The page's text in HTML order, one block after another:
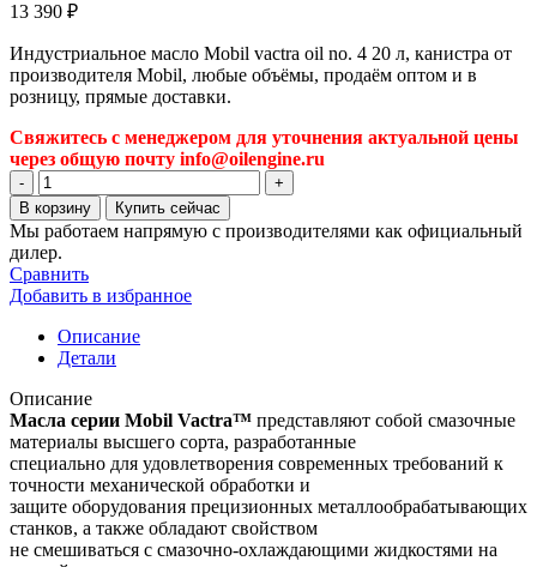
13 390 ₽
Индустриальное масло Mobil vactra oil no. 4 20 л, канистра от
производителя Mobil, любые объёмы, продаём оптом и в
розницу, прямые доставки.
Свяжитесь с менеджером для уточнения актуальной цены
через общую почту info@oilengine.ru
Количество
товара
Индустриальное
масло
Mobil
vactra
oil
no.
4
л,
канистра
В корзину Купить сейчас
Мы работаем напрямую с производителями как официальный
дилер.
Сравнить
Добавить в избранное
Описание
Детали
Описание
Масла серии Mobil Vactra™ представляют собой смазочные
материалы высшего сорта, разработанные
специально для удовлетворения современных требований к
точности механической обработки и
защите оборудования прецизионных металлообрабатывающих
станков, а также обладают свойством
не смешиваться с смазочно-охлаждающими жидкостями на